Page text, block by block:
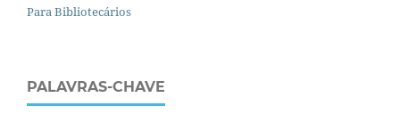
Para Bibliotecários
PALAVRAS-CHAVE